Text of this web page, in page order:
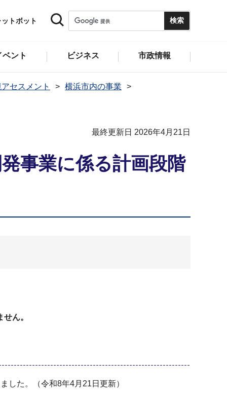
トボット
ント ビジネス 市政情報
セスメント
横浜市内の事業
最終更新日 2026年4月21日
事業に係る計画段階
ん。
した。（令和8年4月21日更新）